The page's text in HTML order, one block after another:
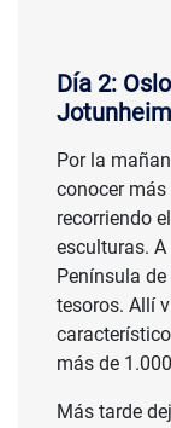
Día 2:
Por la
conocer
recorriendo
esculturas.
Península
tesoros. Allí
más de
Más tarde